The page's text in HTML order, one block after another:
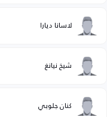
لاسانا ديارا
شيخ نيانغ
كنان جلوبي